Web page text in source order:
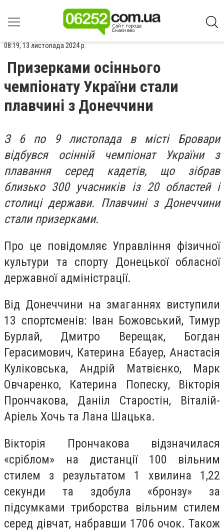
08:19, 13 листопада 2024 р.
Призерками осіннього
чемпіонату України стали
плавчині з Донеччини
З 6 по 9 листопада в місті Бровари
відбувся осінній чемпіонат України з
плавання серед кадетів, що зібрав
близько 300 учасників із 20 областей і
столиці держави. Плавчині з Донеччини
стали призерками.
Про це повідомляє Управління фізичної
культури та спорту Донецької обласної
державної адміністрації.
Від Донеччини на змаганнях виступили
13 спортсменів: Іван Божовський, Тимур
Бурлай, Дмитро Верещак, Богдан
Герасимович, Катерина Ебауер, Анастасія
Куліковська, Андрій Матвієнко, Марк
Овчаренко, Катерина Попеску, Вікторія
Прончакова, Данііл Старостін, Віталій-
Аріель Хочь та Лана Шацька.
Вікторія Прончакова відзначилася
«сріблом» на дистанції 100 вільним
стилем з результатом 1 хвилина 1,22
секунди та здобула «бронзу» за
підсумками триборства вільним стилем
серед дівчат, набравши 1706 очок. Також